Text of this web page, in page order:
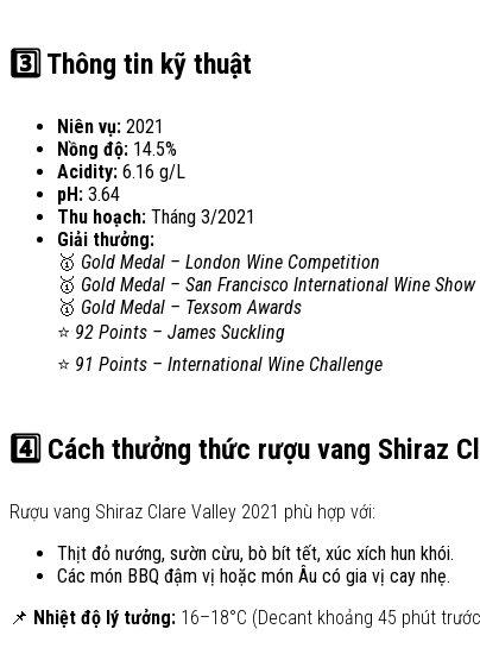
3️⃣ Thông tin kỹ thuật
Niên vụ: 2021
Nồng độ: 14.5%
Acidity: 6.16 g/L
pH: 3.64
Thu hoạch: Tháng 3/2021
Giải thưởng:
🥇 Gold Medal – London Wine Competition
🥇 Gold Medal – San Francisco International Wine Show
🥇 Gold Medal – Texsom Awards
⭐ 92 Points – James Suckling
⭐ 91 Points – International Wine Challenge
4️⃣ Cách thưởng thức rượu vang Shiraz
Rượu vang Shiraz Clare Valley 2021 phù hợp với:
Thịt đỏ nướng, sườn cừu, bò bít tết, xúc xích hun khói.
Các món BBQ đậm vị hoặc món Âu có gia vị cay nhẹ.
📌 Nhiệt độ lý tưởng: 16–18°C (Decant khoảng 45 phút